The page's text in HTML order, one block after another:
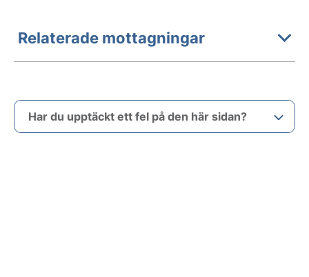
Relaterade mottagningar
Har du upptäckt ett fel på den här sidan?